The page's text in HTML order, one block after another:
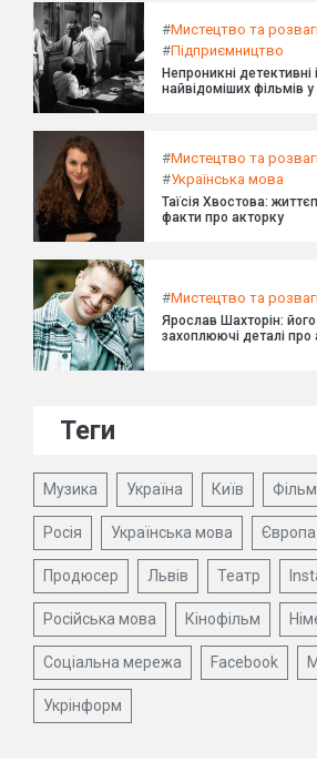
#Мистецтво та
#Підприємництво
Непроникні детективні
найвідоміших фільмів
#Мистецтво та
#Українська мова
Таїсія Хвостова:
факти про акторку
#Мистецтво та
Ярослав Шахторін:
захоплюючі деталі про
Теги
Музика Україна Київ Фільм
Росія Українська мова Європа
Продюсер Львів Театр
Російська мова Кінофільм
Соціальна мережа Facebook
Укрінформ